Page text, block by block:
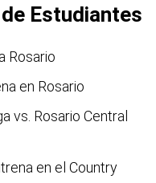
Estudiantes
Rosario
en Rosario
vs. Rosario Central
en el Country